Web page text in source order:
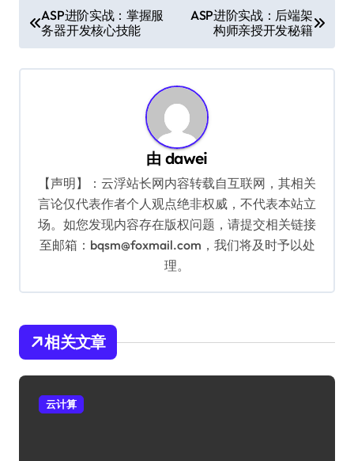
章
导
ASP进阶实战：掌握服
务器开发核心技能
ASP进阶实战：后端架
构师亲授开发秘籍
由dawei
【声明】：云浮站长网内容转载自互联网，其相关
言论仅代表作者个人观点绝非权威，不代表本站立
场。如您发现内容存在版权问题，请提交相关链接
至邮箱：bqsm@foxmail.com，我们将及时予以处
理。
相关文章
云计算